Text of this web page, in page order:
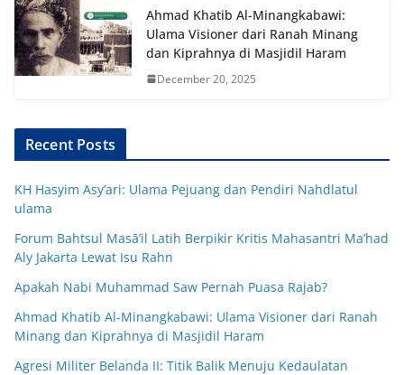
Ahmad Khatib Al-Minangkabawi:
Ulama Visioner dari Ranah Minang
dan Kiprahnya di Masjidil Haram
December 20, 2025
Recent Posts
KH Hasyim Asy’ari: Ulama Pejuang dan Pendiri Nahdlatul
ulama
Forum Bahtsul Masā’il Latih Berpikir Kritis Mahasantri Ma’had
Aly Jakarta Lewat Isu Rahn
Apakah Nabi Muhammad Saw Pernah Puasa Rajab?
Ahmad Khatib Al-Minangkabawi: Ulama Visioner dari Ranah
Minang dan Kiprahnya di Masjidil Haram
Agresi Militer Belanda II: Titik Balik Menuju Kedaulatan